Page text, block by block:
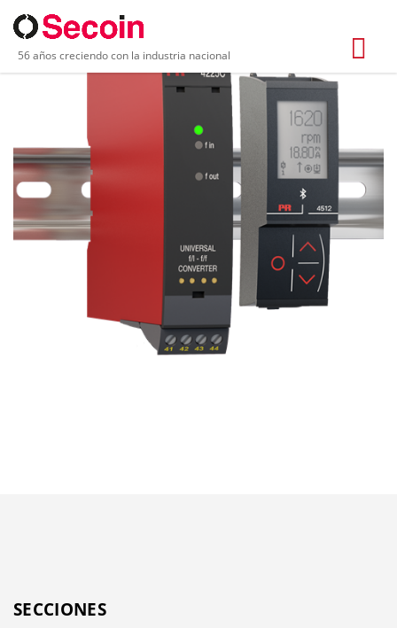
56 años creciendo con la industria nacional
SECCIONES